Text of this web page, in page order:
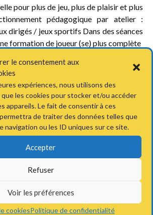
le consentement aux
expériences, nous utilisons des
les cookies pour stocker et/ou accéder
appareils. Le fait de consentir à ces
de traiter des données telles que
navigation ou les ID uniques sur ce site.
Accepter
Refuser
Voir les préférences
cookiesPolitique de confidentialité
pour plus de jeu, plus de plaisir et plus
pédagogique par atelier :
dirigés / jeux sportifs Dans des séances
formation de joueur (se) plus complète
une éducation à la vie associative. Il
de s’exprimer dans des rôles aussi
arbitre, organisateur, animateur.
aux valeurs qui caractérisent
volonté, l’amitié, le respect, la sincérité,
courage, l’humilité, l’esprit d’initiative…
continuité du club junior pour les 13-